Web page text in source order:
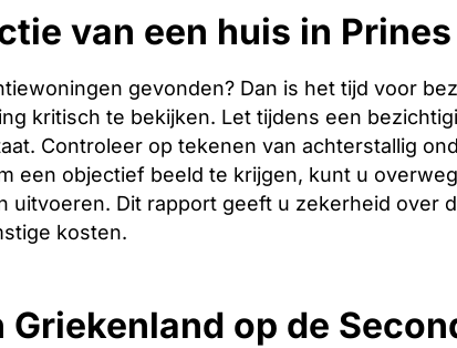
van een huis in Prines
gevonden? Dan is het tijd voor
kritisch te bekijken. Let tijdens een
Controleer op tekenen van achterstallig
een objectief beeld te krijgen, kunt u
uitvoeren. Dit rapport geeft u zekerheid over
kosten.
op de